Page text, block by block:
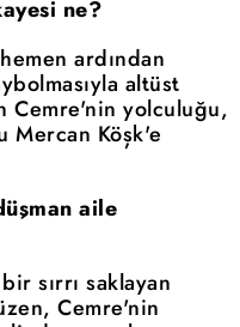
ne?
ardından
altüst
Cemre'nin yolculuğu,
Mercan Köşk'e
aile
sırrı saklayan
Cemre'nin